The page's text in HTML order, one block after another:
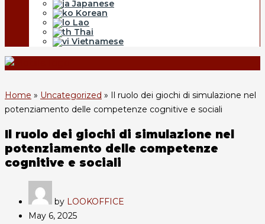
Japanese
Korean
Lao
Thai
Vietnamese
Home » Uncategorized » Il ruolo dei giochi di simulazione nel
potenziamento delle competenze cognitive e sociali
Il ruolo dei giochi di simulazione nel
potenziamento delle competenze
cognitive e sociali
by LOOKOFFICE
May 6, 2025